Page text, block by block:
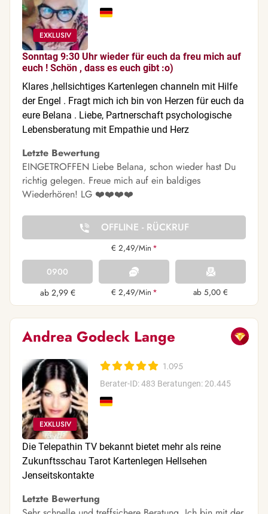
Sonntag 9:30 Uhr wieder für euch da freu mich auf
euch ! Schön , dass es euch gibt :o)
Klares ,hellsichtiges Kartenlegen channeln mit Hilfe
der Engel . Fragt mich ich bin von Herzen für euch da
eure Belana . Liebe, Partnerschaft psychologische
Lebensberatung mit Empathie und Herz
Letzte Bewertung
EINGETROFFEN Liebe Belana, schon wieder hast Du
richtig gelegen. Freue mich auf ein baldiges
Wiederhören! LG ❤️❤️❤️❤️
OFFLINE - RÜCKRUF
€ 2,49/Min *
0900
ab 2,99 €
€ 2,49/Min * ab 5,00 €
Andrea Godeck Lange
1.095
Berater-ID: 483 Beratungen: 20.445
Die Telepathin TV bekannt bietet mehr als reine
Zukunftsschau Tarot Kartenlegen Hellsehen
Jenseitskontakte
Letzte Bewertung